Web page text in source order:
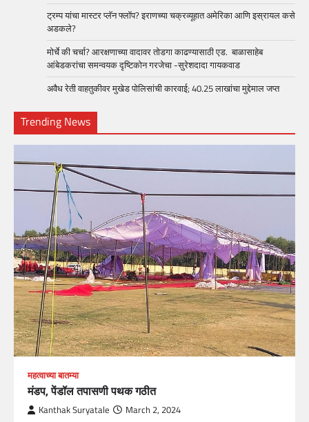
ट्रम्प यांचा मास्टर प्लॅन फ्लॉप? इराणच्या चक्रव्यूहात अमेरिका आणि इस्रायल कसे
अडकले?
मोर्चे की चर्चा? आरक्षणाच्या वादावर तोडगा काढण्यासाठी एड. बाळासाहेब
आंबेडकरांचा समन्वयक दृष्टिकोन गरजेचा -सुरेशदादा गायकवाड
अवैध रेती वाहतुकीवर मुखेड पोलिसांची कारवाई; 40.25 लाखांचा मुद्देमाल जप्त
Trending News
महत्वाच्या बातम्या
मंडप, पेंडॉल तपासणी पथक गठीत
Kanthak Suryatale March 2, 2024